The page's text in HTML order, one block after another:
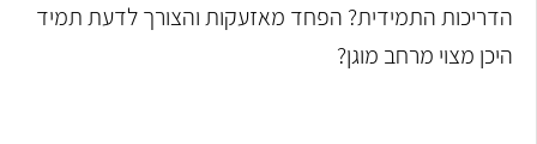
הדריכות התמידית? הפחד מאזעקות והצורך לדעת תמיד
היכן מצוי מרחב מוגן?